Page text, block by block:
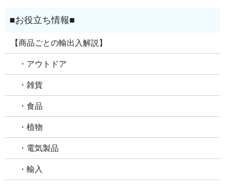
【商品ごとの輸出入解説】
・アウトドア
・雑貨
・食品
・植物
・電気製品
・輸入